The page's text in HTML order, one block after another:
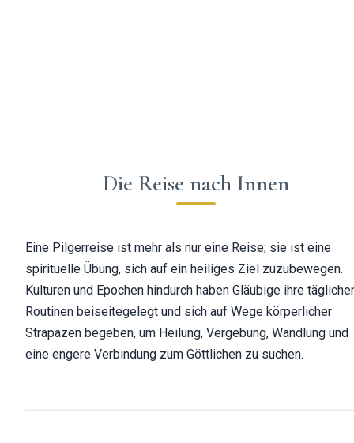
Die Reise nach Innen
Eine Pilgerreise ist mehr als nur eine Reise; sie ist eine
spirituelle Übung, sich auf ein heiliges Ziel zuzubewegen.
Kulturen und Epochen hindurch haben Gläubige ihre
Routinen beiseitegelegt und sich auf Wege körperlicher
Strapazen begeben, um Heilung, Vergebung, Wandlung und
eine engere Verbindung zum Göttlichen zu suchen.